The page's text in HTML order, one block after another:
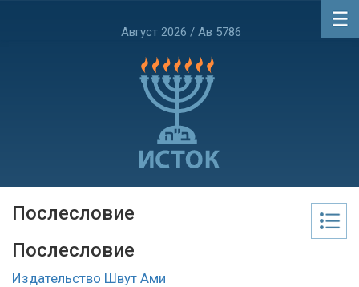
Август 2026 / Ав 5786
Послесловие
Послесловие
Издательство Швут Ами